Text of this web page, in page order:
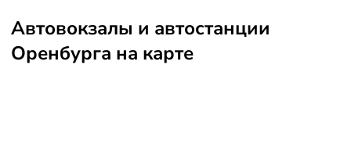
Автовокзалы и автостанции
Оренбурга на карте